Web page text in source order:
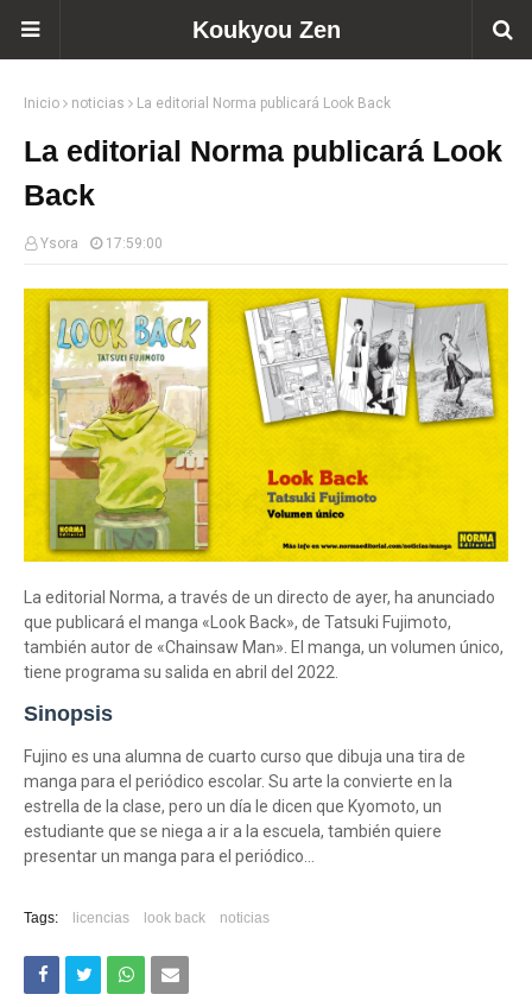
Koukyou Zen
Inicio noticias La editorial Norma publicará Look Back
La editorial Norma publicará Look
Back
Ysora 17:59:00
La editorial Norma, a través de un directo de ayer, ha anunciado
que publicará el manga «Look Back», de Tatsuki Fujimoto,
también autor de «Chainsaw Man». El manga, un volumen único,
tiene programa su salida en abril del 2022.
Sinopsis
Fujino es una alumna de cuarto curso que dibuja una tira de
manga para el periódico escolar. Su arte la convierte en la
estrella de la clase, pero un día le dicen que Kyomoto, un
estudiante que se niega a ir a la escuela, también quiere
presentar un manga para el periódico...
Tags: licencias look back noticias